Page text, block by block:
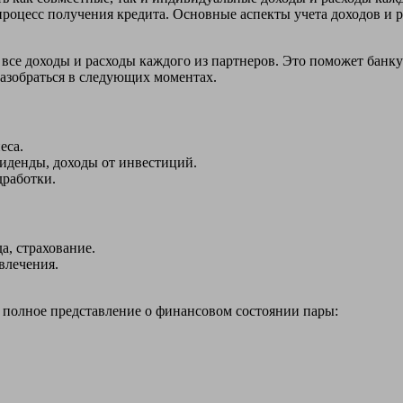
получения кредита. Основные аспекты учета доходов и
доходы и расходы каждого из партнеров. Это поможет
в следующих моментах.
доходы от инвестиций.
страхование.
представление о финансовом состоянии пары: